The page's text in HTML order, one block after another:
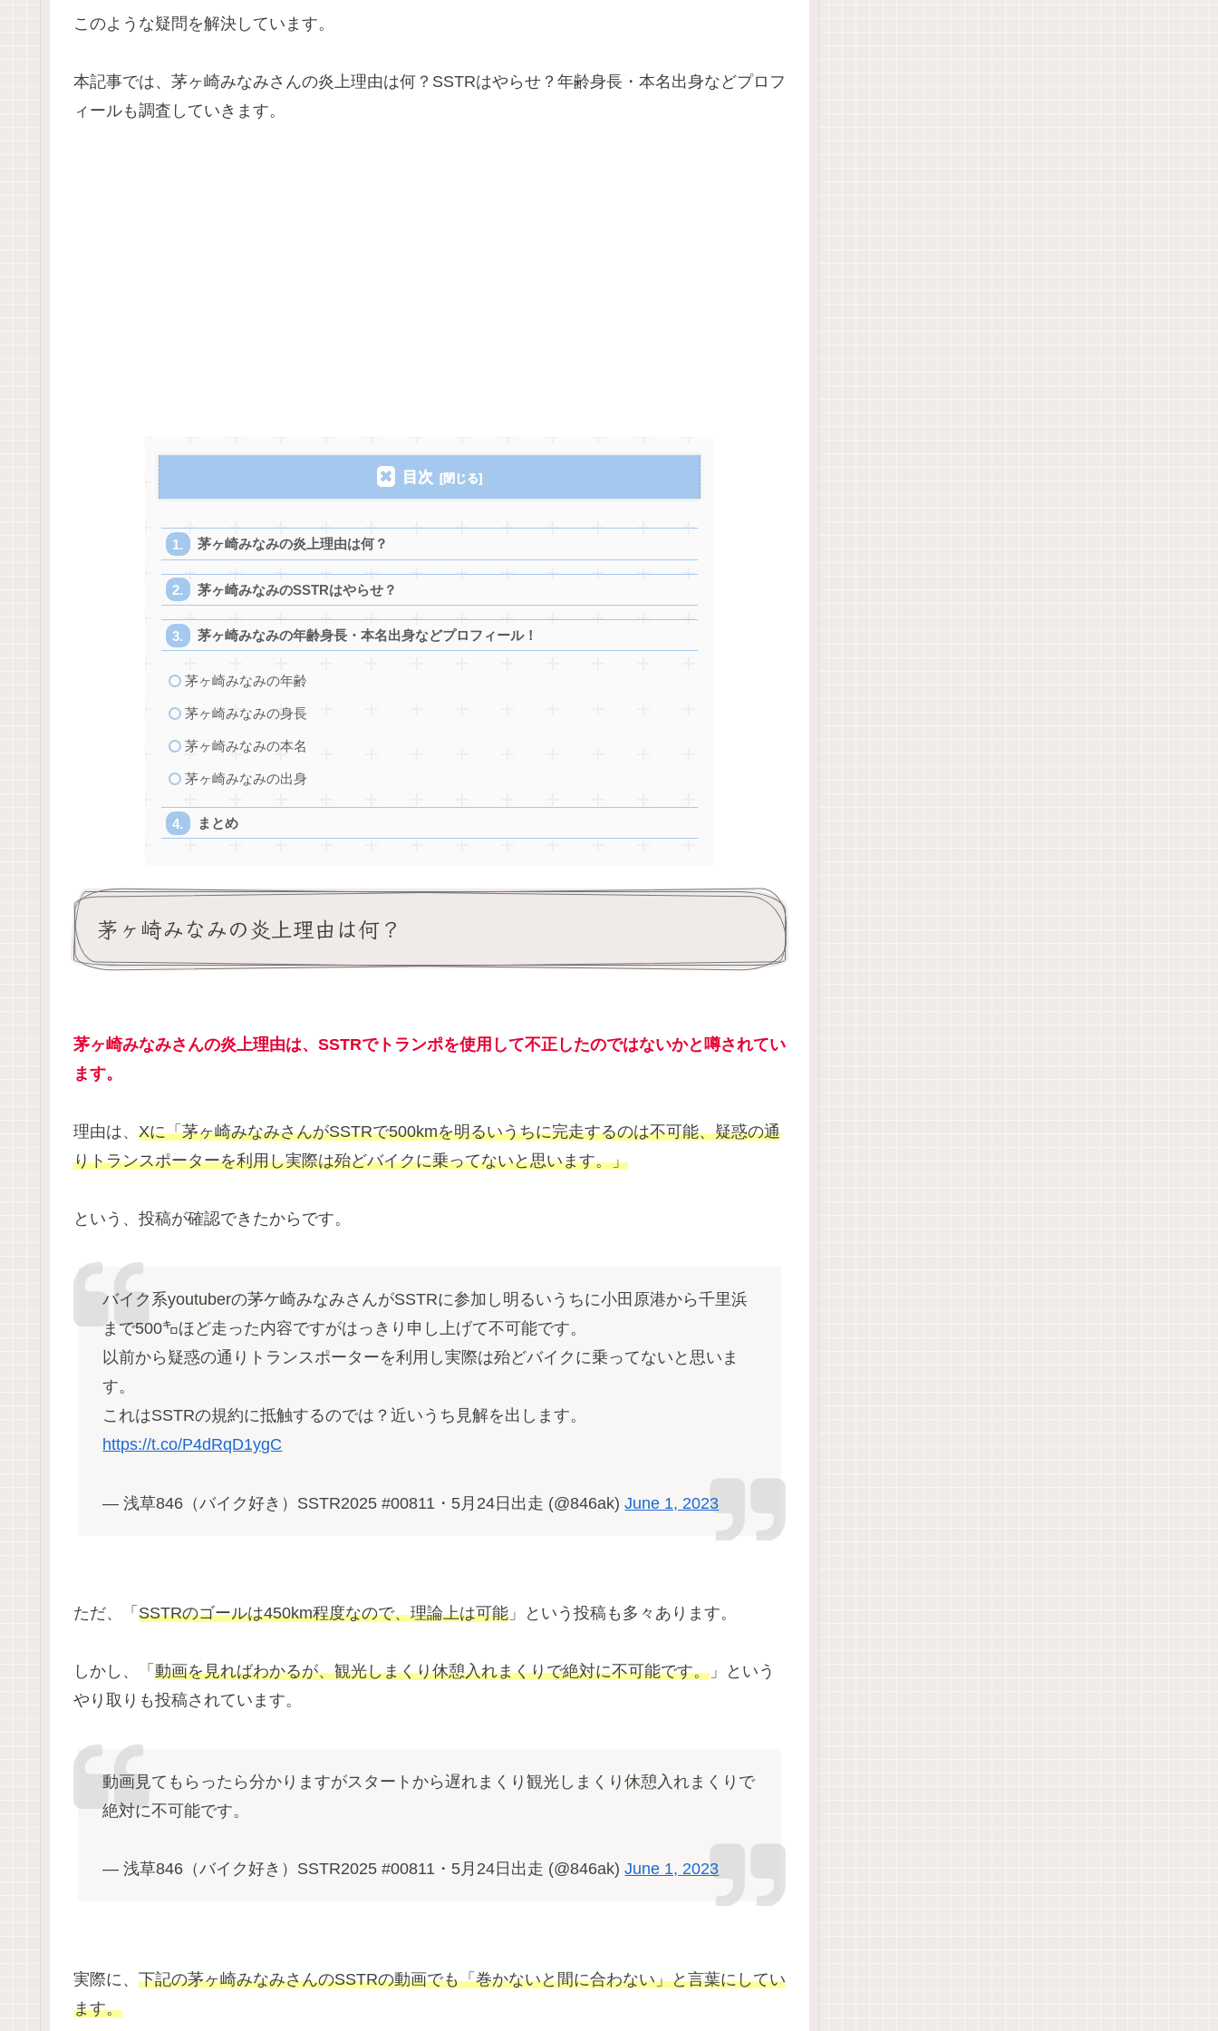
このような疑問を解決しています。
本記事では、茅ヶ崎みなみさんの炎上理由は何？SSTRはやらせ？年齢身長・本名出身などプロフ
ィールも調査していきます。
目次
茅ヶ崎みなみの炎上理由は何？
茅ヶ崎みなみのSSTRはやらせ？
茅ヶ崎みなみの年齢身長・本名出身などプロフィール！
茅ヶ崎みなみの年齢
茅ヶ崎みなみの身長
茅ヶ崎みなみの本名
茅ヶ崎みなみの出身
まとめ
茅ヶ崎みなみの炎上理由は何？
茅ヶ崎みなみさんの炎上理由は、SSTRでトランポを使用して不正したのではないかと噂されてい
ます。
理由は、 Xに「茅ヶ崎みなみさんがSSTRで500kmを明るいうちに完走するのは不可能、疑惑の通
りトランスポーターを利用し実際は殆どバイクに乗ってないと思います。」
という、投稿が確認できたからです。
バイク系youtuberの茅ケ崎みなみさんがSSTRに参加し明るいうちに小田原港から千里浜
まで500㌔ほど走った内容ですがはっきり申し上げて不可能です。
以前から疑惑の通りトランスポーターを利用し実際は殆どバイクに乗ってないと思いま
す。
これはSSTRの規約に抵触するのでは？近いうち見解を出します。
https://t.co/P4dRqD1ygC
— 浅草846（バイク好き）SSTR2025 #00811・5月24日出走 (@846ak)June 1, 2023
ただ、「 SSTRのゴールは450km程度なので、理論上は可能 」という投稿も多々あります。
しかし、「 動画を見ればわかるが、観光しまくり休憩入れまくりで絶対に不可能です。 」という
やり取りも投稿されています。
動画見てもらったら分かりますがスタートから遅れまくり観光しまくり休憩入れまくりで
絶対に不可能です。
— 浅草846（バイク好き）SSTR2025 #00811・5月24日出走 (@846ak)June 1, 2023
実際に、 下記の茅ヶ崎みなみさんのSSTRの動画でも「巻かないと間に合わない」と言葉にしてい
ます。